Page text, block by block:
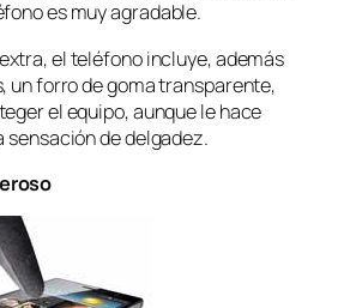
es muy agradable.
el teléfono incluye, además
un forro de goma transparente,
el equipo, aunque le hace
sensación de delgadez.